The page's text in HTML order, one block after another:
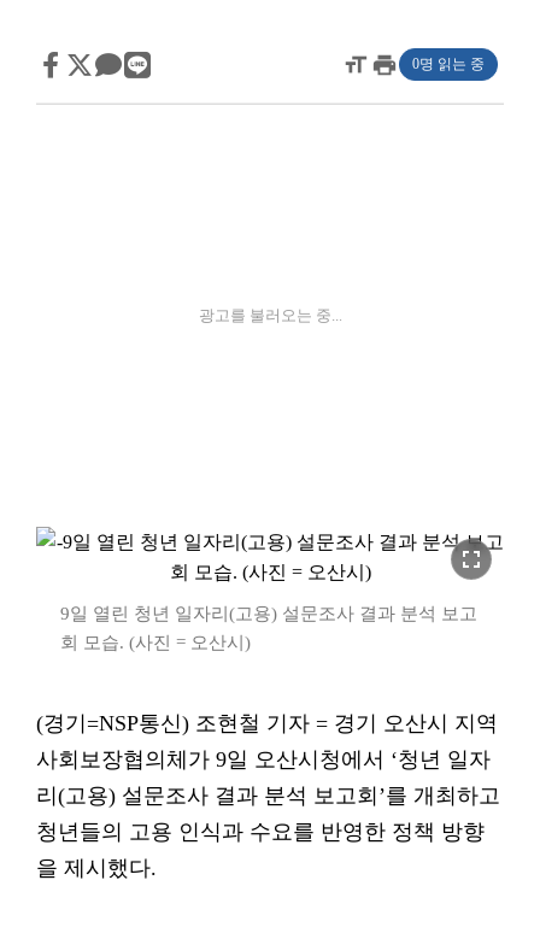
format_sizeprint 0명 읽는 중
광고를 불러오는 중...
fullscreen
9일 열린 청년 일자리(고용) 설문조사 결과 분석 보고
회 모습. (사진 = 오산시)
(경기=NSP통신) 조현철 기자 = 경기 오산시 지역
사회보장협의체가 9일 오산시청에서 ‘청년 일자
리(고용) 설문조사 결과 분석 보고회’를 개최하고
청년들의 고용 인식과 수요를 반영한 정책 방향
을 제시했다.